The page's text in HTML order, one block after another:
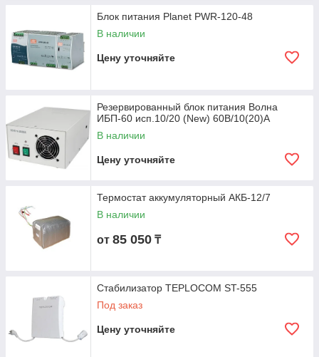
Блок питания Planet PWR-120-48
В наличии
Цену уточняйте
Резервированный блок питания Волна
ИБП-60 исп.10/20 (New) 60В/10(20)А
В наличии
Цену уточняйте
Термостат аккумуляторный АКБ-12/7
В наличии
от 85 050 ₸
Стабилизатор TEPLOCOM ST-555
Под заказ
Цену уточняйте